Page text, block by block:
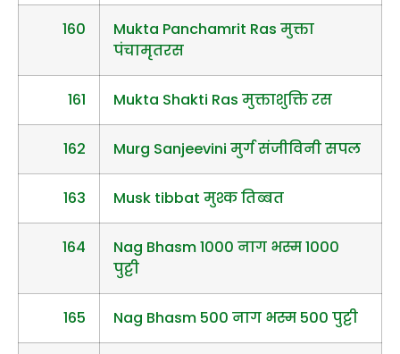
160
Mukta Panchamrit Ras मुक्ता
पंचामृतरस
161 Mukta Shakti Ras मुक्ताशुक्ति रस
162 Murg Sanjeevini मुर्ग संजीविनी सपल
163 Musk tibbat मुश्क तिब्बत
164
Nag Bhasm 1000 नाग भस्म 1000
पुट्टी
165 Nag Bhasm 500 नाग भस्म 500 पुट्टी